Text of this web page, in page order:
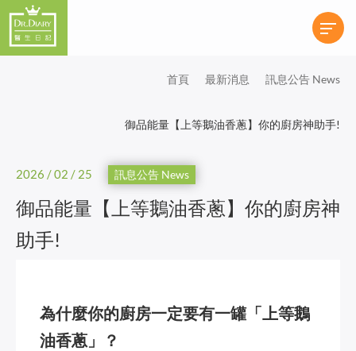
首頁 最新消息 訊息公告 News
御品能量【上等鵝油香蔥】你的廚房神助手!
2026 / 02 / 25 訊息公告 News
御品能量【上等鵝油香蔥】你的廚房神
助手!
為什麼你的廚房一定要有一罐「上等鵝
油香蔥」？